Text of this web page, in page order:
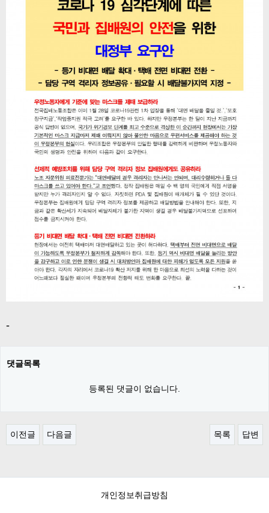
-
댓글목록
등록된 댓글이 없습니다.
이전글 다음글 목록 답변
개인정보취급방침